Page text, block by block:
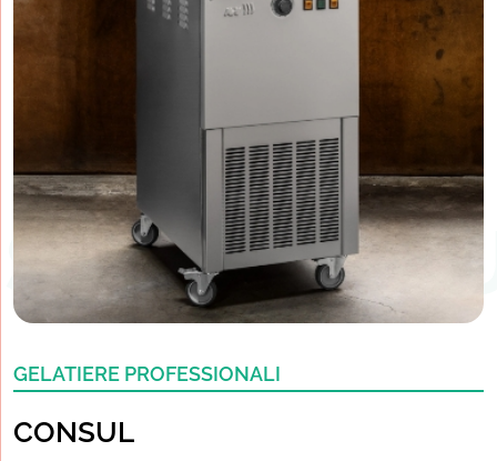
GELATIERE PROFESSIONALI
CONSUL